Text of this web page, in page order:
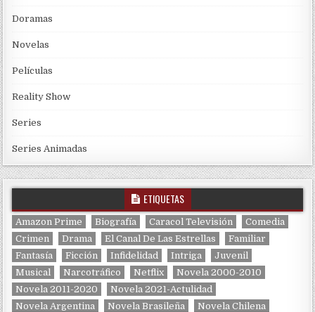
Doramas
Novelas
Películas
Reality Show
Series
Series Animadas
ETIQUETAS
Amazon Prime Biografía Caracol Televisión
Comedia
Crimen
Drama El Canal De Las Estrellas
Familiar
Fantasía
Ficción Infidelidad Intriga
Juvenil
Musical
Narcotráfico Netflix
Novela 2000-2010
Novela 2011-2020
Novela 2021-Actulidad
Novela Argentina
Novela Brasileña
Novela Chilena